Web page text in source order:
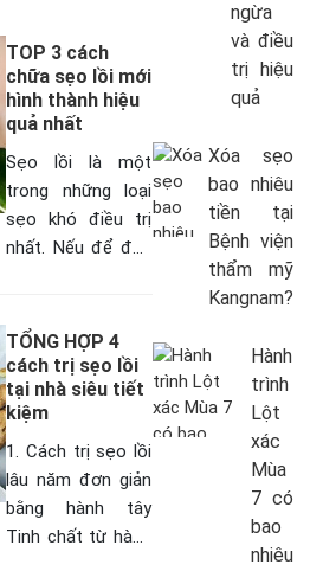
TOP 3 cách
chữa sẹo lồi mới
hình thành hiệu
quả nhất
Sẹo lồi là một
trong những loại
sẹo khó điều trị
nhất. Nếu để đến
phục, cấu trúc đã
ổn định mới…
TỔNG HỢP 4
cách trị sẹo lồi
tại nhà siêu tiết
kiệm
1. Cách trị sẹo lồi
lâu năm đơn giản
bằng hành tây
Tinh chất từ hành
ngừa
và điều
trị hiệu
quả
Xóa sẹo
bao nhiêu
tiền tại
Bệnh viện
thẩm mỹ
Kangnam?
Hành
trình
Lột
xác
Mùa
7 có
bao
nhiêu